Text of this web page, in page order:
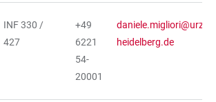
INF 330 /
427
+49
6221
54-
20001
heidelberg.de